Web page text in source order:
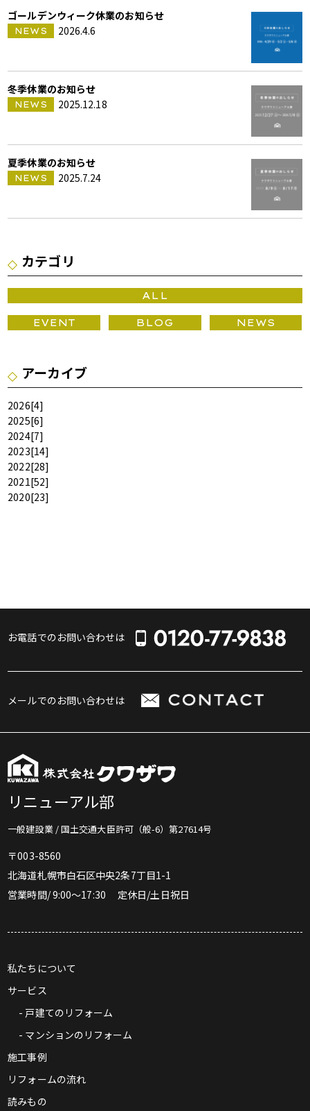
ゴールデンウィーク休業のお知らせ
NEWS 2026.4.6
冬季休業のお知らせ
NEWS 2025.12.18
夏季休業のお知らせ
NEWS 2025.7.24
カテゴリ
ALL
EVENT BLOG NEWS
アーカイブ
2026[4]
2025[6]
2024[7]
2023[14]
2022[28]
2021[52]
2020[23]
お電話でのお問い合わせは
メールでのお問い合わせは
リニューアル部
一般建設業 / 国土交通大臣許可（般-6）第27614号
〒003-8560
北海道札幌市白石区中央2条7丁目1-1
営業時間/ 9:00〜17:30 定休日/土日祝日
私たちについて
サービス
- 戸建てのリフォーム
- マンションのリフォーム
施工事例
リフォームの流れ
読みもの